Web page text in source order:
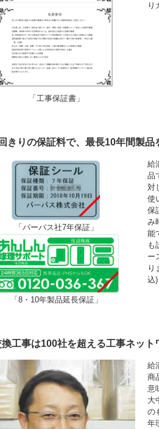
「工事保証書」
り
きりの保証料で、最長10年間製品
「パーパス社7年保証」
「8・10年製品延長保証」
給
品
対
使
保
み
能
も
ー
り
込
換工事は100社を超える工事ネット
給
商
意
大
の
年